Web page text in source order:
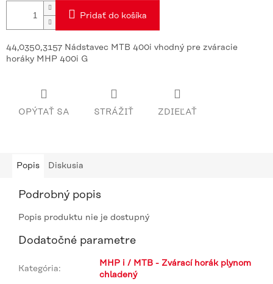
Pridať do košíka
44,0350,3157 Nádstavec MTB 400i vhodný pre zváracie
horáky MHP 400i G
OPÝTAŤ SA STRÁŽIŤ ZDIEĽAŤ
Popis Diskusia
Podrobný popis
Popis produktu nie je dostupný
Dodatočné parametre
Kategória:
MHP i / MTB - Zvárací horák plynom
chladený